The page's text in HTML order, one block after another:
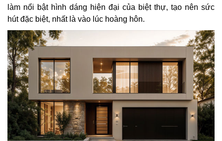
làm nổi bật hình dáng hiện đại của biệt thự, tạo nên sức
hút đặc biệt, nhất là vào lúc hoàng hôn.